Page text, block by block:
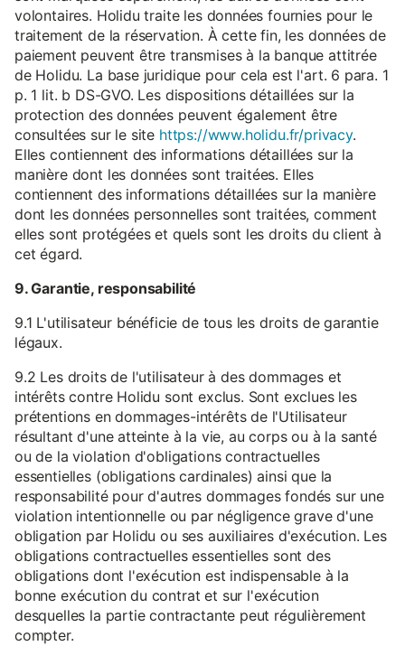
volontaires. Holidu traite les données fournies pour le
traitement de la réservation. À cette fin, les données de
paiement peuvent être transmises à la banque attitrée
de Holidu. La base juridique pour cela est l'art. 6 para. 1
p. 1 lit. b DS-GVO. Les dispositions détaillées sur la
protection des données peuvent également être
consultées sur le site https://www.holidu.fr/privacy.
Elles contiennent des informations détaillées sur la
manière dont les données sont traitées. Elles
contiennent des informations détaillées sur la manière
dont les données personnelles sont traitées, comment
elles sont protégées et quels sont les droits du client à
cet égard.
9. Garantie, responsabilité
9.1 L'utilisateur bénéficie de tous les droits de garantie
légaux.
9.2 Les droits de l'utilisateur à des dommages et
intérêts contre Holidu sont exclus. Sont exclues les
prétentions en dommages-intérêts de l'Utilisateur
résultant d'une atteinte à la vie, au corps ou à la santé
ou de la violation d'obligations contractuelles
essentielles (obligations cardinales) ainsi que la
responsabilité pour d'autres dommages fondés sur une
violation intentionnelle ou par négligence grave d'une
obligation par Holidu ou ses auxiliaires d'exécution. Les
obligations contractuelles essentielles sont des
obligations dont l'exécution est indispensable à la
bonne exécution du contrat et sur l'exécution
desquelles la partie contractante peut régulièrement
compter.